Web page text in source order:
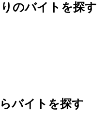
のバイトを探す
バイトを探す